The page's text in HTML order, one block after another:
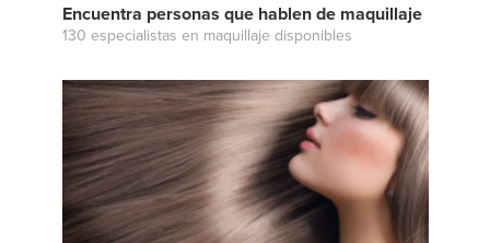
Encuentra personas que hablen de maquillaje
130 especialistas en maquillaje disponibles